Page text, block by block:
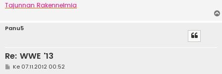
Tajunnan Rakennelmia
Panu5
Re: WWE '13
VKe 07.11.2012 00:52